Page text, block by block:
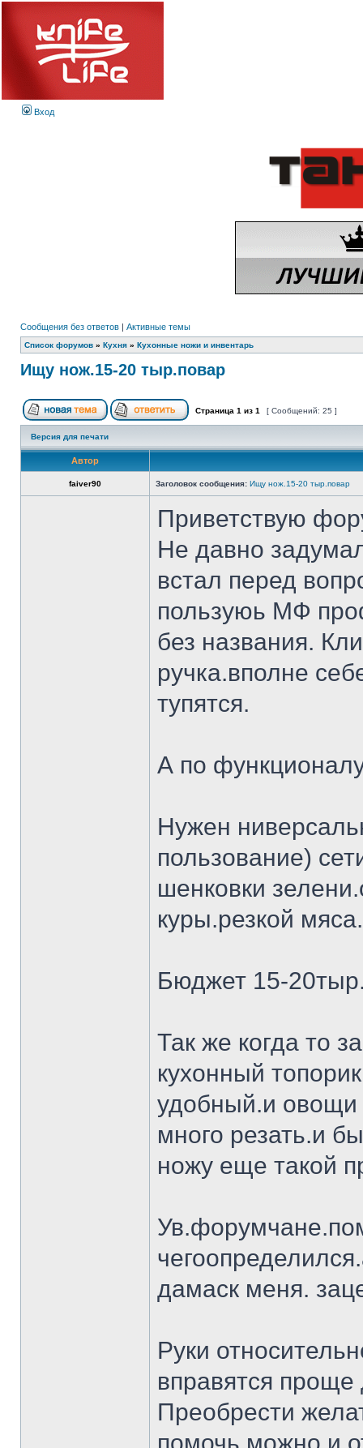
Вход
Сообщения без ответов | Активные темы
Список форумов » Кухня » Кухонные ножи и инвентарь
Ищу нож.15-20 тыр.повар
Страница 1 из 1 [ Сообщений: 25 ]
Версия для печати
Автор
faiver90 Заголовок сообщения: Ищу нож.15-20 тыр.повар
Приветствую
Не давно
встал перед
пользуюь МФ
без названия.
ручка.вполне
тупятся.
А по
Нужен
пользование)
шенковки
куры.резкой
Бюджет 15-
Так же когда то
кухонный
удобный.и овощи
много резать.и
ножу еще такой
дамаск меня.
Руки
вправятся
Преобрести